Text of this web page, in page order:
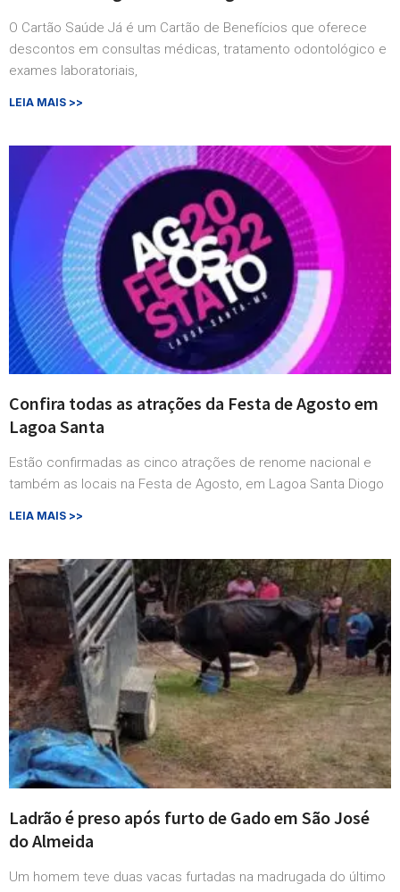
O Cartão Saúde Já é um Cartão de Benefícios que oferece
descontos em consultas médicas, tratamento odontológico e
exames laboratoriais,
LEIA MAIS >>
Confira todas as atrações da Festa de Agosto em
Lagoa Santa
Estão confirmadas as cinco atrações de renome nacional e
também as locais na Festa de Agosto, em Lagoa Santa Diogo
LEIA MAIS >>
Ladrão é preso após furto de Gado em São José
do Almeida
Um homem teve duas vacas furtadas na madrugada do último